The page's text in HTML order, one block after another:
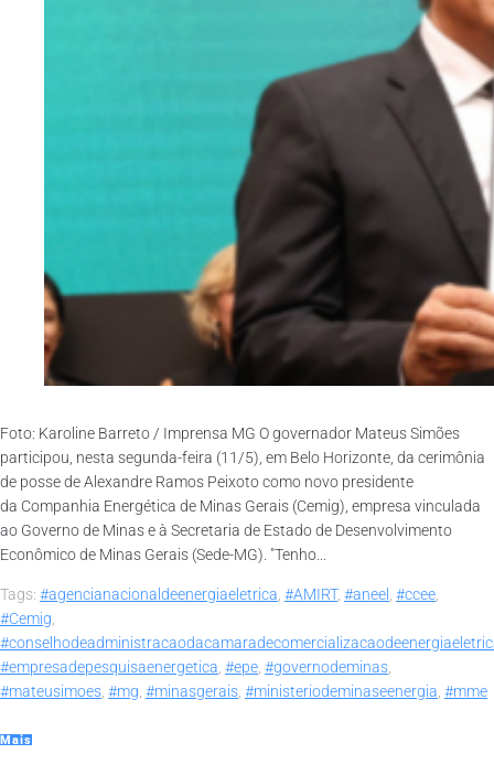
Foto: Karoline Barreto / Imprensa MG O governador Mateus Simões
participou, nesta segunda-feira (11/5), em Belo Horizonte, da cerimônia
de posse de Alexandre Ramos Peixoto como novo presidente
da Companhia Energética de Minas Gerais (Cemig), empresa vinculada
ao Governo de Minas e à Secretaria de Estado de Desenvolvimento
Econômico de Minas Gerais (Sede-MG). "Tenho...
Tags: #agencianacionaldeenergiaeletrica, #AMIRT, #aneel , #ccee,
#Cemig,
#empresadepesquisaenergetica, #epe, #governodeminas,
#mateusimoes, #mg, #minasgerais, #ministeriodeminaseenergia, #mme
Mais